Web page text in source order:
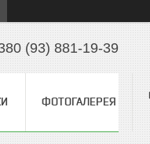
(93) 881-19-39
ФОТОГАЛЕРЕЯ